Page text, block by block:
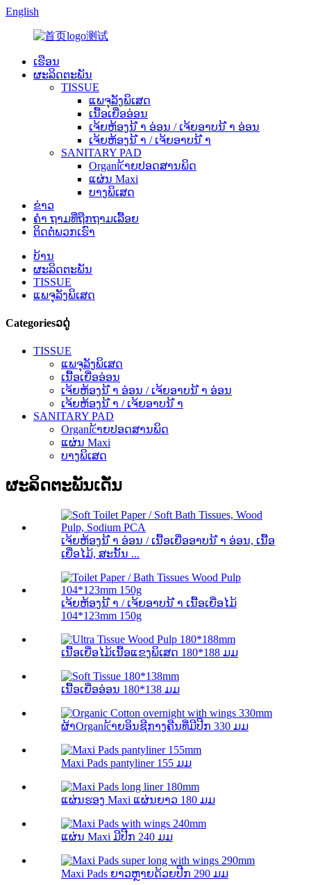
English
ເຮືອນ
ຜະລິດຕະພັນ
TISSUE
ແພຈຸລັງພິເສດ
ເນື້ອເຍື່ອອ່ອນ
ເຈ້ຍຫ້ອງນ້ ຳ ອ່ອນ / ເຈ້ຍອາບນ້ ຳ ອ່ອນ
ເຈ້ຍຫ້ອງນ້ ຳ / ເຈ້ຍອາບນ້ ຳ
SANITARY PAD
Organic້າຍປອດສານພິດ
ແຜ່ນ Maxi
ບາງພິເສດ
ຂ່າວ
ຄຳ ຖາມທີ່ຖືກຖາມເລື້ອຍ
ຕິດ​ຕໍ່​ພວກ​ເຮົາ
ບ້ານ
ຜະລິດຕະພັນ
TISSUE
ແພຈຸລັງພິເສດ
Categoriesວດູ່
TISSUE
ແພຈຸລັງພິເສດ
ເນື້ອເຍື່ອອ່ອນ
ເຈ້ຍຫ້ອງນ້ ຳ ອ່ອນ / ເຈ້ຍອາບນ້ ຳ ອ່ອນ
ເຈ້ຍຫ້ອງນ້ ຳ / ເຈ້ຍອາບນ້ ຳ
SANITARY PAD
Organic້າຍປອດສານພິດ
ແຜ່ນ Maxi
ບາງພິເສດ
ຜະລິດຕະພັນເດັ່ນ
ເຈ້ຍຫ້ອງນ້ ຳ ອ່ອນ / ເນື້ອເຍື່ອອາບນ້ ຳ ອ່ອນ, ເນື້ອ
ເຍື່ອໄມ້, ສະນັ້ນ ...
ເຈ້ຍຫ້ອງນ້ ຳ / ເຈ້ຍອາບນ້ ຳ ເນື້ອເຍື່ອໄມ້
104*123mm 150g
ເນື້ອເຍື່ອໄມ້ເນື້ອແຂງພິເສດ 180*188 ມມ
ເນື້ອເຍື່ອອ່ອນ 180*138 ມມ
ຜ້າOrganic້າຍອິນຊີກາງຄືນທີ່ມີປີກ 330 ມມ
Maxi Pads pantyliner 155 ມມ
ແຜ່ນຮອງ Maxi ແຜ່ນຍາວ 180 ມມ
ແຜ່ນ Maxi ມີປີກ 240 ມມ
Maxi Pads ຍາວຫຼາຍດ້ວຍປີກ 290 ມມ